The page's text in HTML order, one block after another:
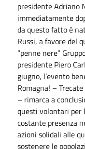
presidente Adriano
immediatamente
da questo fatto è
Russi, a favore del
“penne nere”
presidente Piero
giugno, l’evento
Romagna! – Trecate
– rimarca a
questi volontari per
costante presenza
azioni solidali alle
sostenere le